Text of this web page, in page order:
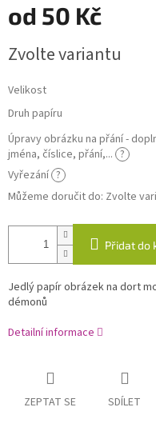
od 50 Kč
cena:
Zvolte variantu
Velikost
Druh papíru
Úpravy obrázku na přání -
jména, číslice, přání,... ?
Vyřezání ?
Můžeme doručit do: Zvolte
Přidat do
Jedlý papír obrázek na dort
démonů
Detailní informace
ZEPTAT SE SDÍLET